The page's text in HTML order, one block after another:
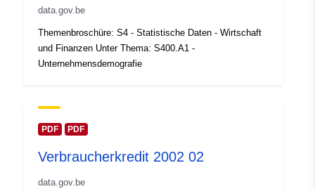
Identifikatoren: Q13349#ID
uriRef:
Zeitliche
01 January 2002
data.gov.be
Themenbroschüre: S4 - Statistische Daten - Wirtschaft
und Finanzen Unter Thema: S400.A1 -
Unternehmensdemografie
PDF PDF
Verbraucherkredit 2002 02
data.gov.be